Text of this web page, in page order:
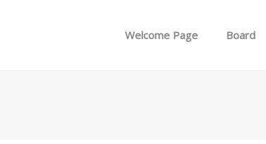
Welcome Page Board